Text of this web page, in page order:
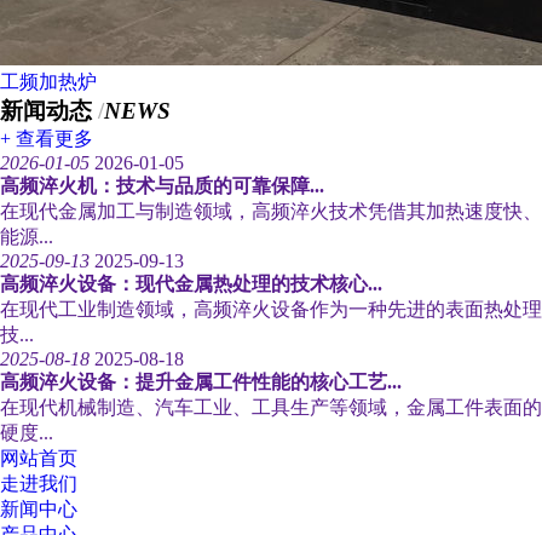
工频加热炉
新闻动态 /NEWS
+ 查看更多
2026-01-05 2026-01-05
高频淬火机：技术与品质的可靠保障...
在现代金属加工与制造领域，高频淬火技术凭借其加热速度快、
能源...
2025-09-13 2025-09-13
高频淬火设备：现代金属热处理的技术核心...
在现代工业制造领域，高频淬火设备作为一种先进的表面热处理
技...
2025-08-18 2025-08-18
高频淬火设备：提升金属工件性能的核心工艺...
在现代机械制造、汽车工业、工具生产等领域，金属工件表面的
硬度...
网站首页
走进我们
新闻中心